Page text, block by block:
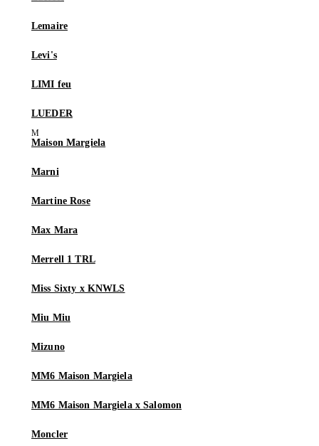
Lemaire
Levi's
LIMI feu
LUEDER
Maison Margiela
Marni
Martine Rose
Max Mara
Merrell 1 TRL
Miss Sixty x KNWLS
Miu Miu
Mizuno
MM6 Maison Margiela
MM6 Maison Margiela x Salomon
Moncler